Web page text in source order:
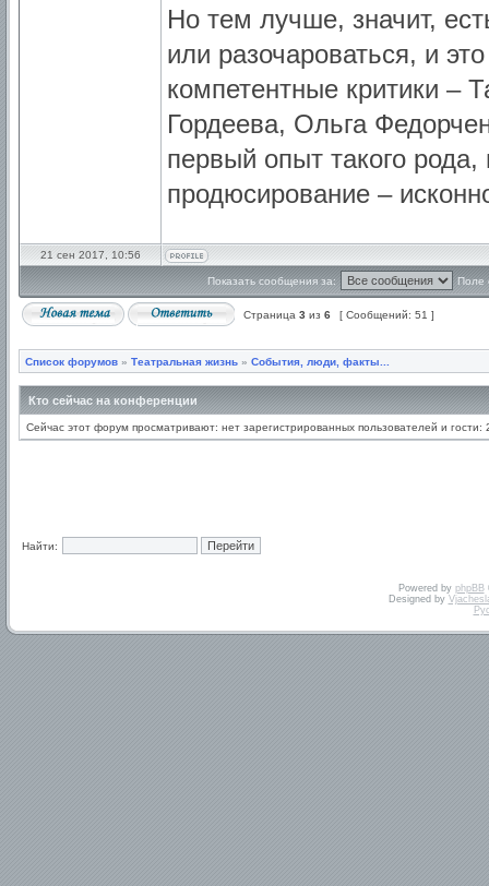
Но тем лучше, значит,
или разочароваться, и
компетентные критики –
Гордеева, Ольга
первый опыт такого
продюсирование –
21 сен 2017, 10:56
Показать сообщения за: Поле
Страница 3 из 6 [ Сообщений: 51 ]
Список форумов » Театральная жизнь » События, люди, факты...
Кто сейчас на конференции
Сейчас этот форум просматривают: нет зарегистрированных пользователей и гости:
Найти:
Powered by phpBB
Designed by